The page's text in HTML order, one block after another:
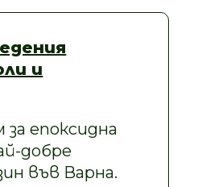
и
епоксидна
добре
във Варна.